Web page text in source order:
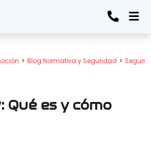
Blog Normativa y Seguridad
Qué es y cómo